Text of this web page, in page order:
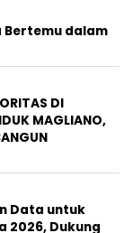
Bertemu dalam
DI
MAGLIANO,
Data untuk
2026, Dukung